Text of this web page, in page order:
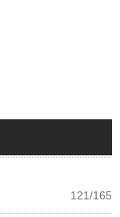
121/165